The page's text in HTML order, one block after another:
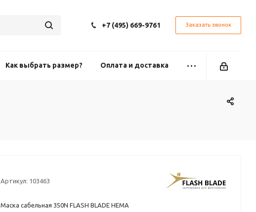
+7 (495) 669-9761 Заказать звонок
Как выбрать размер? Оплата и доставка
Артикул: 103463
Маска сабельная 350N FLASH BLADE HEMA